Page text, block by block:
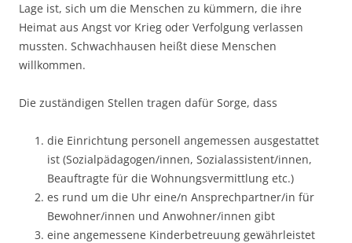
Lage ist, sich um die Menschen zu kümmern, die ihre
Heimat aus Angst vor Krieg oder Verfolgung verlassen
mussten. Schwachhausen heißt diese Menschen
willkommen.
Die zuständigen Stellen tragen dafür Sorge, dass
die Einrichtung personell angemessen ausgestattet
ist (Sozialpädagogen/innen, Sozialassistent/innen,
Beauftragte für die Wohnungsvermittlung etc.)
es rund um die Uhr eine/n Ansprechpartner/in für
Bewohner/innen und Anwohner/innen gibt
eine angemessene Kinderbetreuung gewährleistet